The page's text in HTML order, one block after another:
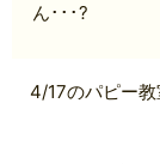
ん･･･?
4/17のパピー教